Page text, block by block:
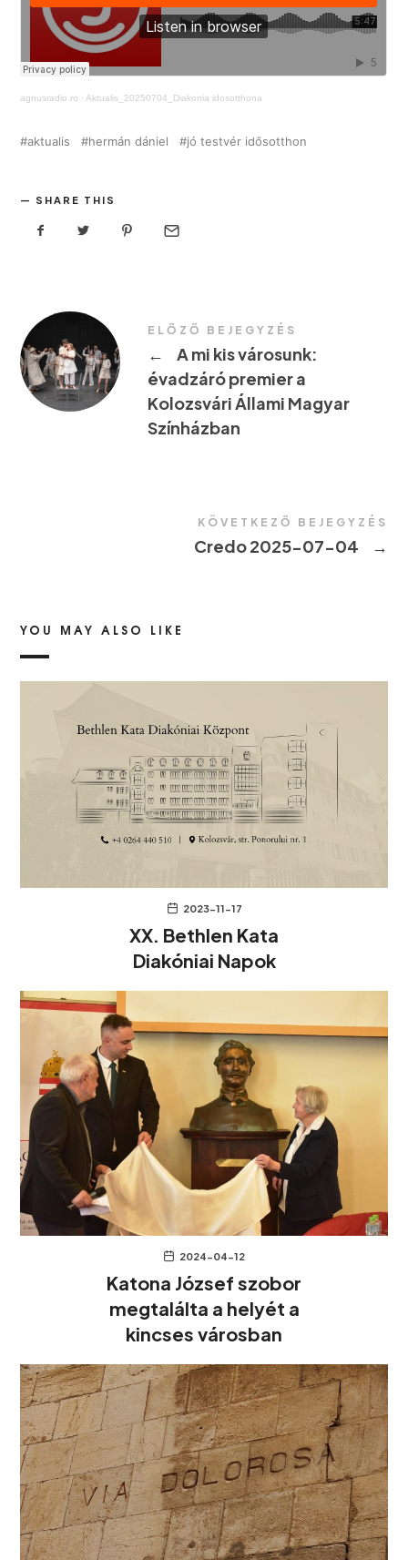
agnusradio.ro · Aktualis_20250704_Diakonia idosotthona
aktualis hermán dániel jó testvér idősotthon
SHARE THIS
ELŐZŐ BEJEGYZÉS
←
A mi kis városunk:
évadzáró premier a
Kolozsvári Állami Magyar
Színházban
KÖVETKEZŐ BEJEGYZÉS
Credo 2025-07-04 →
YOU MAY ALSO LIKE
2023-11-17
XX. Bethlen Kata
Diakóniai Napok
2024-04-12
Katona József szobor
megtalálta a helyét a
kincses városban